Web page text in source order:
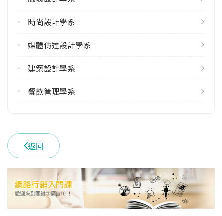
學系電話
學系地址
時尚設計學系
媒體傳達設計學系
建築設計學系
餐飲管理學系
返回